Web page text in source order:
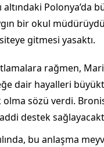
altındaki
bir okul
gitmesi yasaktı.
rağmen,
dair hayalleri
sözü verdi.
destek
bu anlaşma